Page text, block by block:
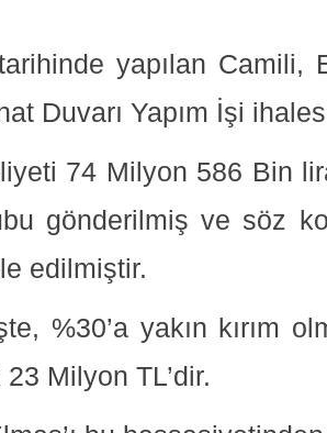
yapılan Camili,
Duvarı Yapım İşi
74 Milyon 586 Bin
gönderilmiş ve söz
edilmiştir.
%30’a yakın kırım
Milyon TL’dir.